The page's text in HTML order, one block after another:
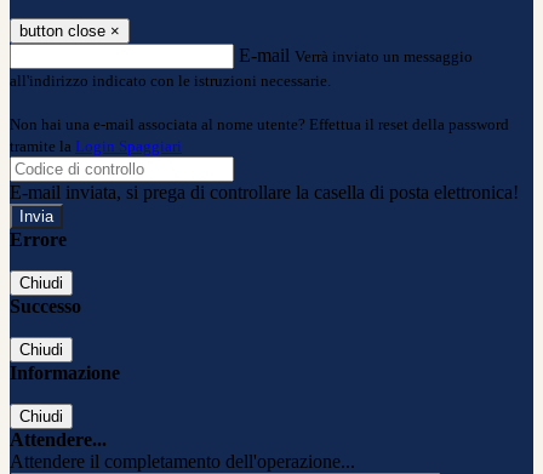
button close ×
E-mail Verrà inviato un messaggio
all'indirizzo indicato con le istruzioni necessarie.
Non hai una e-mail associata al nome utente? Effettua il reset della password
tramite la Login Spaggiari
E-mail inviata, si prega di controllare la casella di posta elettronica!
Errore
Chiudi
Successo
Chiudi
Informazione
Chiudi
Attendere...
Attendere il completamento dell'operazione...